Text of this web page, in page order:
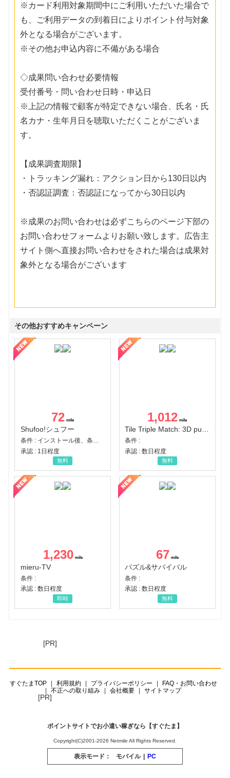
※カード利用対象期間中にご利用いただいた場合で
も、ご利用データの到着日によりポイント付与対象
外となる場合がございます。
※その他お申込内容に不備がある場合
◇成果問い合わせ必要情報
受付番号・問い合わせ日時・申込日
※上記の情報で顧客が特定できない場合、氏名・氏
名カナ・生年月日を聴取いただくことがございま
す。
【成果調査期限】
・トラッキング漏れ：アクション日から130日以内
・否認証調査：否認証になってから30日以内
※成果のお問い合わせは必ずこちらのページ下部の
お問い合わせフォームよりお願い致します。広告主
サイト側へ直接お問い合わせをされた場合は成果対
象外となる場合がございます
その他おすすめキャンペーン
72
Shufoo!シュフー
条件 : インストール後、条件達成
承認 : 1日程度
無料
1,012
Tile Triple Match: 3D puzzle
条件 :
承認 : 数日程度
無料
1,230
mieru-TV
条件 :
承認 : 数日程度
即時
67
パズル&サバイバル
条件 :
承認 : 数日程度
無料
[PR]
すぐたまTOP 利用規約 プライバシーポリシー
FAQ・お問い合わせ
不正への取り組み
会社概要 サイトマップ
[PR]
ポイントサイトでお小遣い稼ぎなら【すぐたま】
Copyright(C)2001-2026 Netmile All Rights Reserved.
表示モード： モバイル | PC